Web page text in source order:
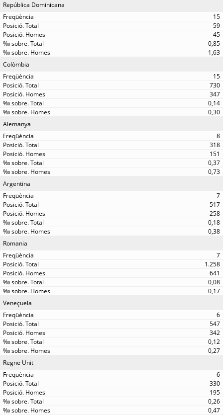
República Dominicana
15
59
45
0,85
1,63
Colòmbia
15
730
347
0,14
0,30
Alemanya
8
318
151
0,37
0,73
Argentina
7
517
258
0,18
0,38
Romania
7
1.258
641
0,08
0,17
Veneçuela
6
547
342
0,12
0,27
Regne Unit
6
330
195
0,26
0,47